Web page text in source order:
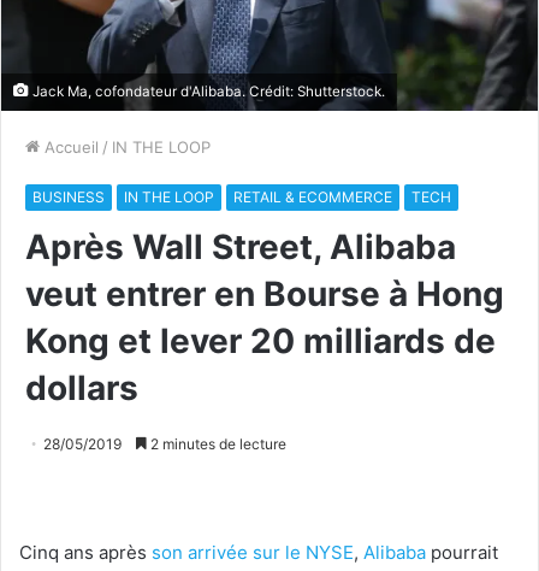
Jack Ma, cofondateur d'Alibaba. Crédit: Shutterstock.
Accueil / IN THE LOOP
BUSINESS IN THE LOOP RETAIL & ECOMMERCE TECH
Après Wall Street, Alibaba
veut entrer en Bourse à Hong
Kong et lever 20 milliards de
dollars
28/05/2019 2 minutes de lecture
Cinq ans après son arrivée sur le NYSE, Alibaba pourrait